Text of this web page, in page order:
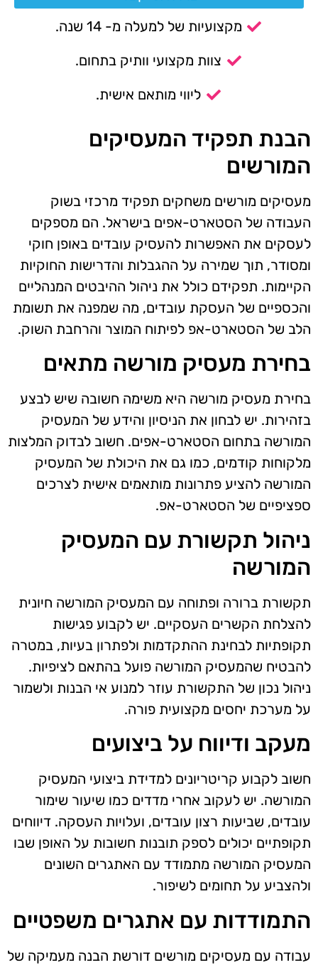
מקצועיות של למעלה מ- 14 שנה.
צוות מקצועי וותיק בתחום.
ליווי מותאם אישית.
הבנת תפקיד המעסיקים
המורשים
מעסיקים מורשים משחקים תפקיד מרכזי בשוק
העבודה של הסטארט-אפים בישראל. הם מספקים
לעסקים את האפשרות להעסיק עובדים באופן חוקי
ומסודר, תוך שמירה על ההגבלות והדרישות החוקיות
הקיימות. תפקידם כולל את ניהול ההיבטים המנהליים
והכספיים של העסקת עובדים, מה שמפנה את תשומת
הלב של הסטארט-אפ לפיתוח המוצר והרחבת השוק.
בחירת מעסיק מורשה מתאים
בחירת מעסיק מורשה היא משימה חשובה שיש לבצע
בזהירות. יש לבחון את הניסיון והידע של המעסיק
המורשה בתחום הסטארט-אפים. חשוב לבדוק המלצות
מלקוחות קודמים, כמו גם את היכולת של המעסיק
המורשה להציע פתרונות מותאמים אישית לצרכים
ספציפיים של הסטארט-אפ.
ניהול תקשורת עם המעסיק
המורשה
תקשורת ברורה ופתוחה עם המעסיק המורשה חיונית
להצלחת הקשרים העסקיים. יש לקבוע פגישות
תקופתיות לבחינת ההתקדמות ולפתרון בעיות, במטרה
להבטיח שהמעסיק המורשה פועל בהתאם לציפיות.
ניהול נכון של התקשורת עוזר למנוע אי הבנות ולשמור
על מערכת יחסים מקצועית פורה.
מעקב ודיווח על ביצועים
חשוב לקבוע קריטריונים למדידת ביצועי המעסיק
המורשה. יש לעקוב אחרי מדדים כמו שיעור שימור
עובדים, שביעות רצון עובדים, ועלויות העסקה. דיווחים
תקופתיים יכולים לספק תובנות חשובות על האופן שבו
המעסיק המורשה מתמודד עם האתגרים השונים
ולהצביע על תחומים לשיפור.
התמודדות עם אתגרים משפטיים
עבודה עם מעסיקים מורשים דורשת הבנה מעמיקה של